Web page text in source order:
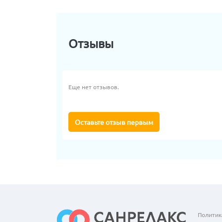
Отзывы
Еще нет отзывов.
Оставьте отзыв первым